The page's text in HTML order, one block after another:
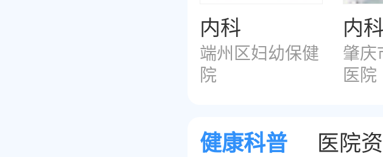
内科
端州区妇幼保健
院
内科
肇庆
医院
健康科普 医院